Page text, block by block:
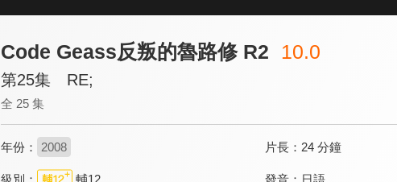
Code Geass反叛的魯路修 R2 10.0
第25集 RE;
全 25 集
年份： 2008 片長： 24 分鐘
級別： 發音： 日語